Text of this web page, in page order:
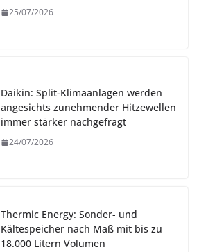
25/07/2026
Daikin: Split-Klimaanlagen werden
angesichts zunehmender Hitzewellen
immer stärker nachgefragt
24/07/2026
Thermic Energy: Sonder- und
Kältespeicher nach Maß mit bis zu
18.000 Litern Volumen